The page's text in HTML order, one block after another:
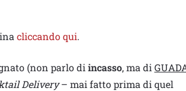
cliccando qui.
(non parlo di incasso, ma di
Delivery– mai fatto prima di quel